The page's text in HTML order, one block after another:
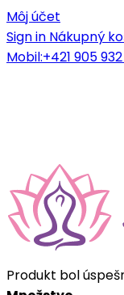
Môj účet
Sign in Nákupný
Mobil:+421 905 932
Produkt bol